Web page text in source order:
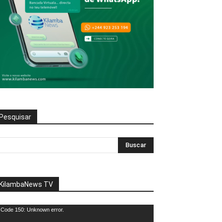
TV
Code 150: Unknown error.